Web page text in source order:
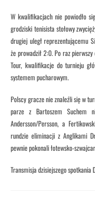
W kwalifikacjach nie powiodło
grodziski tenisista stołowy
drugiej uległ reprezentującemu
że prowadził 2:0. Po raz
Tour, kwalifikacje do turnieju
systemem pucharowym.
Polscy gracze nie znaleźli się w
parze z Bartoszem Suchem
Andersson/Persson, a
rundzie eliminacji z Anglikami
pewnie pokonali łotewsko-
Transmisja dzisiejszego spotkania